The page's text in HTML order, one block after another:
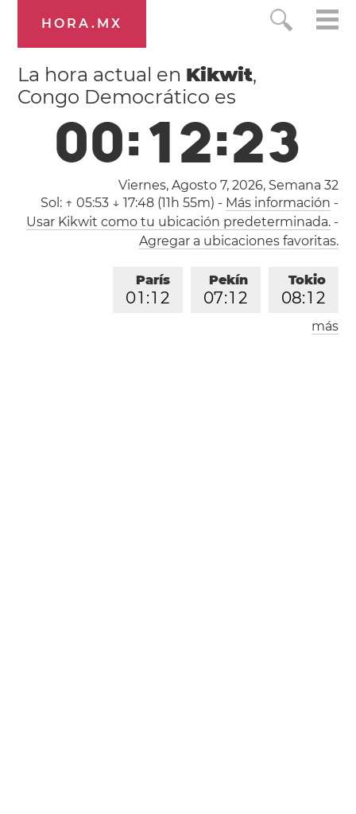
HORA.MX
La hora actual en Kikwit,
Congo Democrático es
00:12:23
Viernes, Agosto 7, 2026, Semana 32
Sol: ↑ 05:53 ↓ 17:48 (11h 55m) - Más información -
Usar Kikwit como tu ubicación predeterminada.-
Agregar a ubicaciones favoritas.
Tokio
08:1 2
Pekín
07:1 2
París
01 :1 2
Londres
más